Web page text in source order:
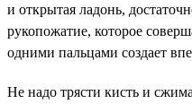
и открытая ладонь,
рукопожатие, которое
одними пальцами создает
Не надо трясти кисть и